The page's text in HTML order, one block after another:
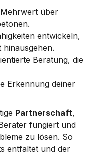
über
entwickeln,
hinausgehen.
Beratung, die
Erkennung deiner
Partnerschaft,
fungiert und
zu lösen. So
entfaltet und der